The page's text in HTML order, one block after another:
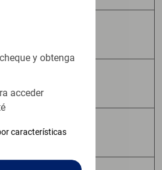
y obtenga
acceder
características
Garantía Bancaria
Depósitos